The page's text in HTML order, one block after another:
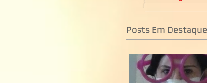
Posts Em Destaque